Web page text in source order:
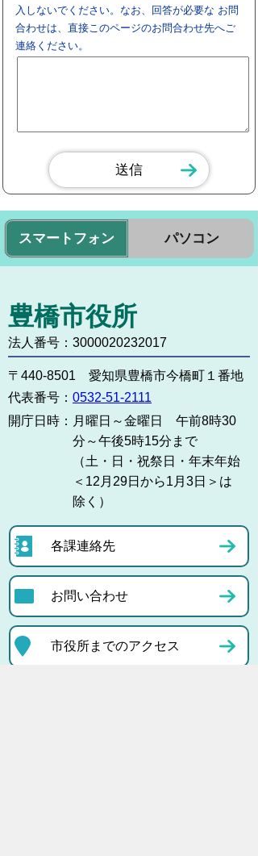
入しないでください。なお、回答が必要な お問
合わせは、直接このページのお問合わせ先へご
連絡ください。
スマートフォン パソコン
豊橋市役所
法人番号：3000020232017
〒440-8501 愛知県豊橋市今橋町１番地
代表番号： 0532-51-2111
開庁日時： 月曜日～金曜日 午前8時30
分～午後5時15分まで
（土・日・祝祭日・年末年始
＜12月29日から1月3日＞は
除く）
各課連絡先
お問い合わせ
市役所までのアクセス